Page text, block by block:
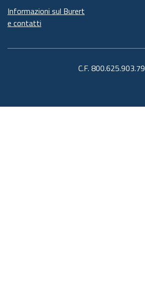
Informazioni sul Burert
e contatti
C.F. 800.625.903.79